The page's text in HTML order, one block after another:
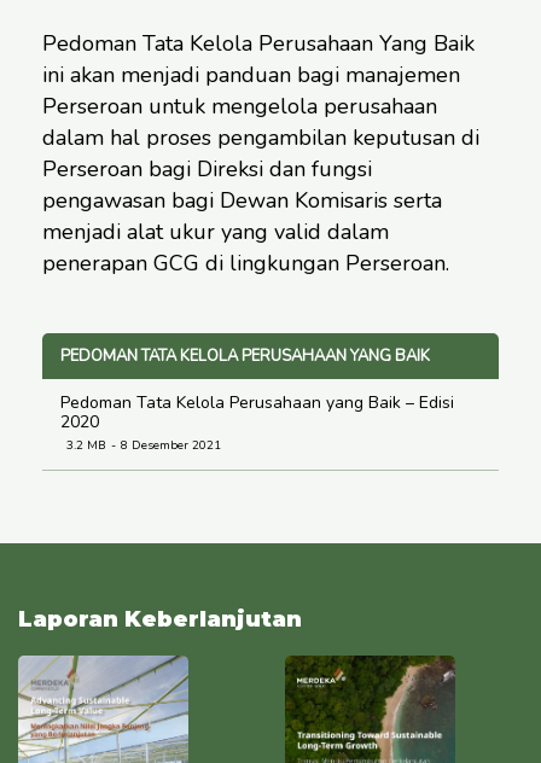
Pedoman Tata Kelola Perusahaan Yang Baik
ini akan menjadi panduan bagi manajemen
Perseroan untuk mengelola perusahaan
dalam hal proses pengambilan keputusan di
Perseroan bagi Direksi dan fungsi
pengawasan bagi Dewan Komisaris serta
menjadi alat ukur yang valid dalam
penerapan GCG di lingkungan Perseroan.
PEDOMAN TATA KELOLA PERUSAHAAN YANG BAIK
Pedoman Tata Kelola Perusahaan yang Baik – Edisi
2020
3.2 MB 8 Desember 2021
Laporan Keberlanjutan